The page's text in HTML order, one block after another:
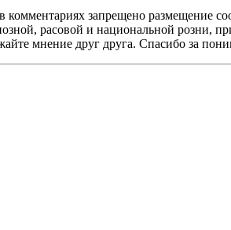
комментариях запрещено размещение
расовой и национальной розни,
мнение друг друга. Спасибо за